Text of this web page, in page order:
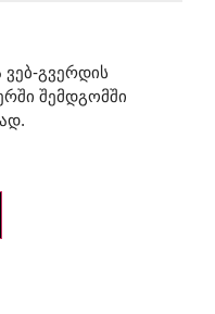
გვერდის
შემდგომში